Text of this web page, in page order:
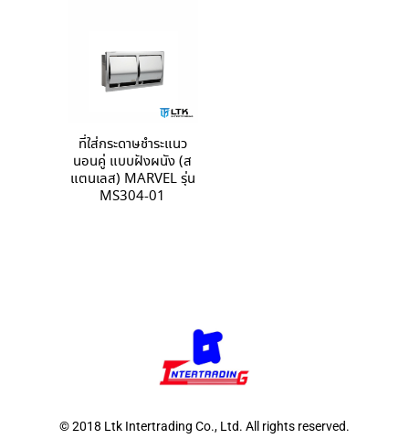
ที่ใส่กระดาษชำระแนว
นอนคู่ แบบฝังผนัง (ส
แตนเลส) MARVEL รุ่น
MS304-01
© 2018 Ltk Intertrading Co., Ltd. All rights reserved.